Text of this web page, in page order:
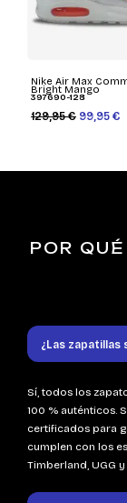
Nike Air Max
Bright Mango
397690-128
129,95 € 99,95 €
POR
¿Las zapatillas
Sí, todos los
100 % auténticos.
certificados para
cumplen con los
Timberland, UGG y